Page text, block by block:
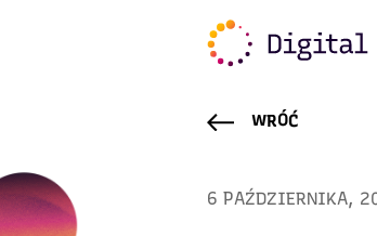
WRÓĆ
6 PAŹDZIERNIKA,